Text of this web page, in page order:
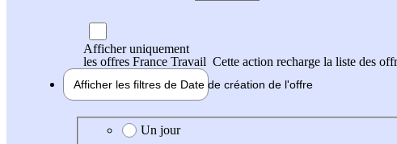
Afficher uniquement
les offres France Travail Cette action recharge la liste des
Afficher les filtres de Date de création de l'offre
Date de création de l'offre
Un jour